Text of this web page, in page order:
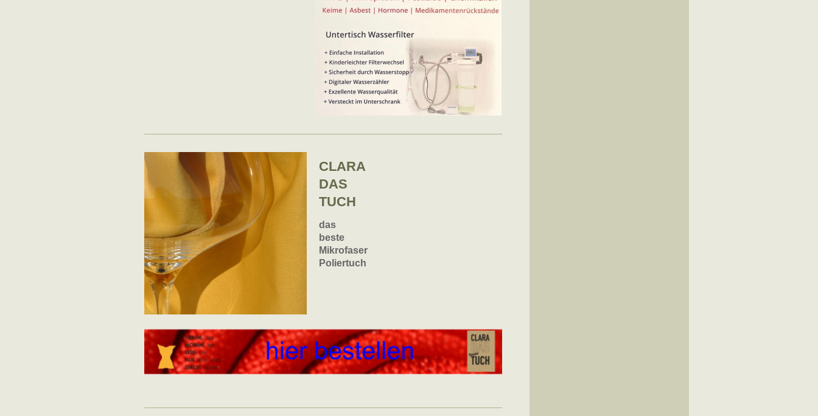
CLARA
DAS
TUCH
das
beste
Mikrofaser
Poliertuch